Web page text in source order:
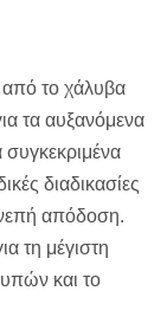
από το χάλυβα
τα αυξανόμενα
συγκεκριμένα
διαδικασίες
απόδοση.
τη μέγιστη
και το